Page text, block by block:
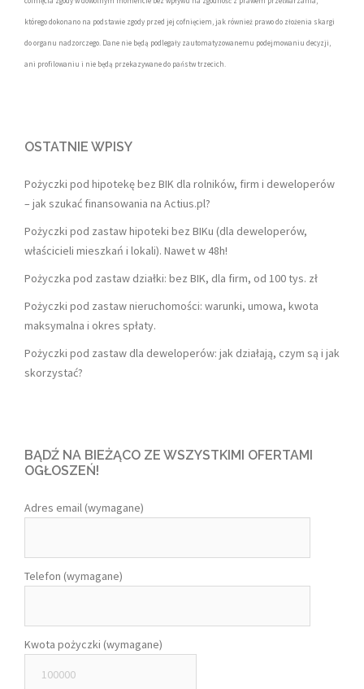
którego dokonano na podstawie zgody przed jej cofnięciem, jak również prawo do złożenia skargi
do organu nadzorczego. Dane nie będą podlegały zautomatyzowanemu podejmowaniu decyzji,
ani profilowaniu i nie będą przekazywane do państw trzecich.
OSTATNIE WPISY
Pożyczki pod hipotekę bez BIK dla rolników, firm i deweloperów
– jak szukać finansowania na Actius.pl?
Pożyczki pod zastaw hipoteki bez BIKu (dla deweloperów,
właścicieli mieszkań i lokali). Nawet w 48h!
Pożyczka pod zastaw działki: bez BIK, dla firm, od 100 tys. zł
Pożyczki pod zastaw nieruchomości: warunki, umowa, kwota
maksymalna i okres spłaty.
Pożyczki pod zastaw dla deweloperów: jak działają, czym są i jak
skorzystać?
BĄDŹ NA BIEŻĄCO ZE WSZYSTKIMI OFERTAMI
OGŁOSZEŃ!
Adres email (wymagane)
Telefon (wymagane)
Kwota pożyczki (wymagane)